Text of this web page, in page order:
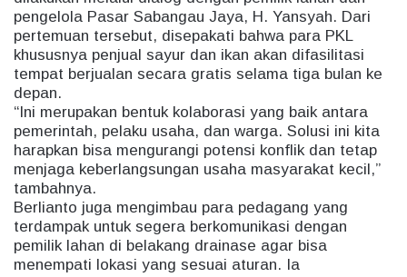
pengelola Pasar Sabangau Jaya, H. Yansyah. Dari
pertemuan tersebut, disepakati bahwa para PKL
khususnya penjual sayur dan ikan akan difasilitasi
tempat berjualan secara gratis selama tiga bulan ke
depan.
“Ini merupakan bentuk kolaborasi yang baik antara
pemerintah, pelaku usaha, dan warga. Solusi ini kita
harapkan bisa mengurangi potensi konflik dan tetap
menjaga keberlangsungan usaha masyarakat kecil,”
tambahnya.
Berlianto juga mengimbau para pedagang yang
terdampak untuk segera berkomunikasi dengan
pemilik lahan di belakang drainase agar bisa
menempati lokasi yang sesuai aturan. Ia